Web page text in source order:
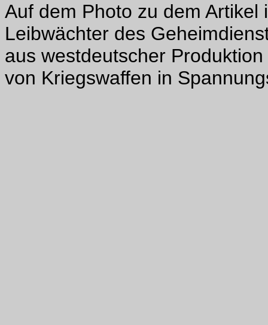
Auf dem Photo zu dem
Leibwächter des
aus westdeutscher
von Kriegswaffen in